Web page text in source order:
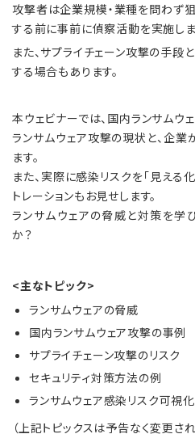
攻撃者は企業規模・業種を問わず
する前に事前に偵察活動を実施しま
また、サプライチェーン攻撃の手段
する場合もあります。
本ウェビナーでは、国内ランサムウ
ランサムウェア攻撃の現状と、企
ます。
また、実際に感染リスクを「見える
トレーションもお見せします。
ランサムウェアの脅威と対策を学
か？
<主なトピック>
ランサムウェアの脅威
国内ランサムウェア攻撃の事例
サプライチェーン攻撃のリスク
セキュリティ対策方法の例
ランサムウェア感染リスク可視
（上記トピックスは予告なく変更さ